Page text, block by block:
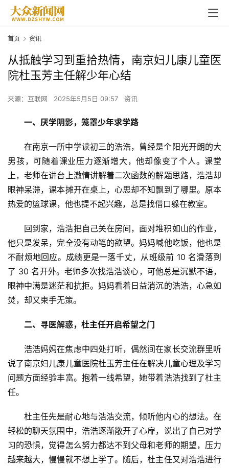
首页 资讯
从抵触学习到重拾热情，南京妇儿康儿童医
院杜玉芳主任解少年心结
来源：互联网 2025年5月5日 09:57 资讯
一、厌学阴影，笼罩少年求学路
在南京一所中学读初三的浩浩，曾经是个阳光开朗的大
男孩，可随着课业压力逐渐增大，他却像变了个人。课堂
上，老师在讲台上激情讲解着二次函数的解题思路，浩浩却
眼神呆滞，课本摊开在桌上，心思却不知飘到了哪里。原本
热爱的篮球课，他也提不起兴趣，总是找借口躲在教室。
回到家，浩浩把自己关在房间，面对堆积如山的作业，
他只是发呆，完全没有动笔的欲望。妈妈喊他吃饭，他也是
不耐烦地回应。成绩更是一落千丈，从班级前 10 名滑落到
了 30 名开外。老师多次找浩浩谈心，可他总是沉默不语，
眼神中满是迷茫和抗拒。妈妈看着日益消沉的浩浩，心急如
焚，却又束手无策。
二、寻医解惑，杜主任开启希望之门
浩浩妈妈在焦虑中四处打听，偶然间在家长交流群里听
说了南京妇儿康儿童医院杜玉芳主任在解决儿童心理及学习
问题方面经验丰富。抱着一线希望，她带着浩浩找到了杜主
任。
杜主任先是耐心地与浩浩交流，倾听他内心的想法。在
轻松的聊天氛围中，浩浩逐渐敞开了心扉，说出了自己对学
习的恐惧，觉得怎么努力都达不到父母和老师的期望，压力
越来越大，慢慢就不想上学了。随后，杜主任又对浩浩进行